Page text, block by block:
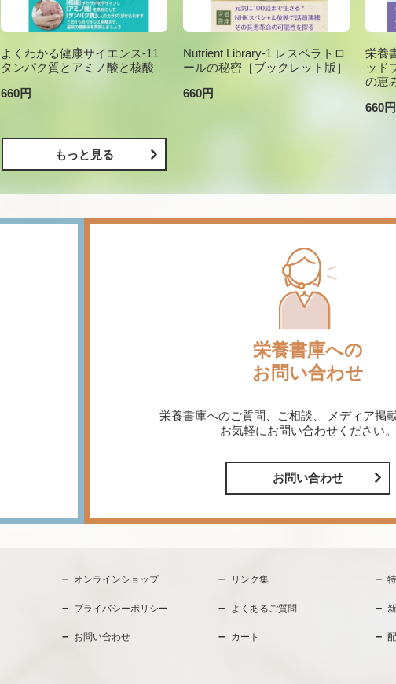
よくわかる健康サイエンス-11
タンパク質とアミノ酸と核酸
660円
Nutrient Library-1 レスベラトロ
ールの秘密［ブックレット版］
660円
栄養
ッド
の恵
660円
もっと見る
栄養書庫への
お問い合わせ
栄養書庫へのご質問、ご相談、
メディア掲
お気軽にお問い合わせください。
お問い合わせ
オンラインショップ リンク集
プライバシーポリシー よくあるご質問
お問い合わせ カート